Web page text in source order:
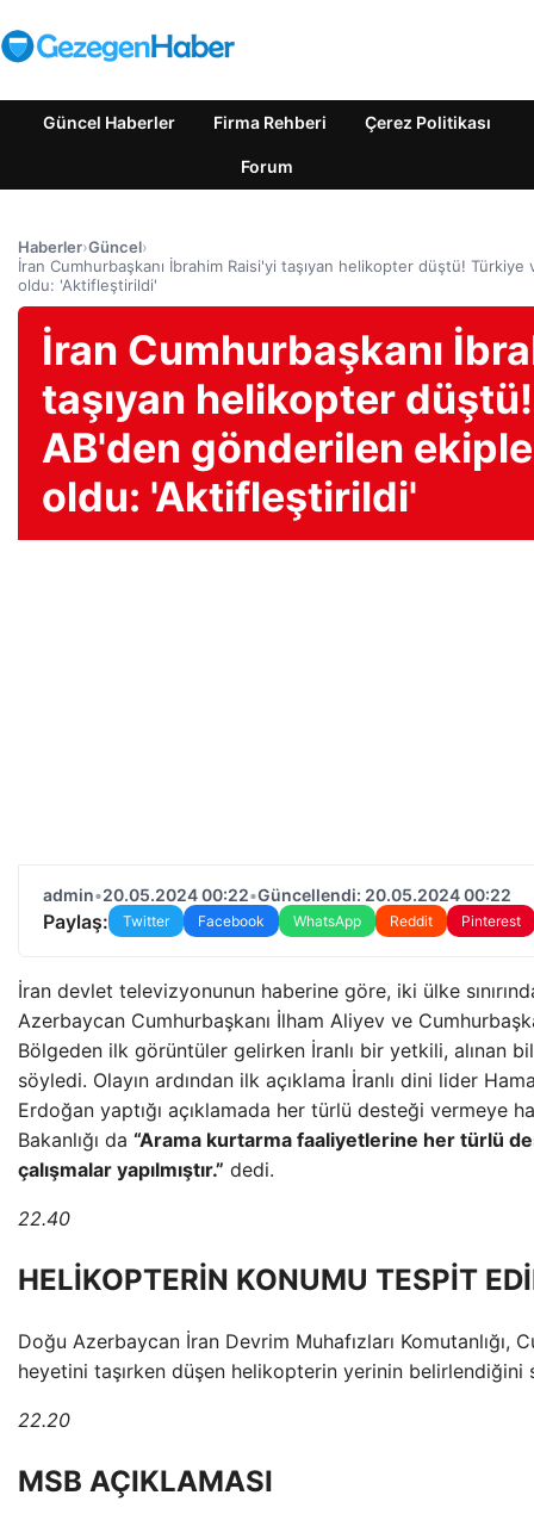
Güncel Haberler Firma Rehberi Çerez Politikası
Forum
Haberler›Güncel›
İran Cumhurbaşkanı İbrahim Raisi'yi taşıyan helikopter düştü!
oldu: 'Aktifleştirildi'
İran Cumhurbaşkanı
taşıyan helikopter
AB'den gönderilen
oldu: 'Aktifleştirildi'
admin•20.05.2024 00:22•Güncellendi: 20.05.2024 00:22
Paylaş: Twitter Facebook WhatsApp Reddit Pinterest
İran devlet televizyonunun haberine göre, iki ülke
Azerbaycan Cumhurbaşkanı İlham Aliyev ve
Bölgeden ilk görüntüler gelirken İranlı bir yetkili, alınan
söyledi. Olayın ardından ilk açıklama İranlı dini lider
Erdoğan yaptığı açıklamada her türlü desteği vermeye
Bakanlığı da “Arama kurtarma faaliyetlerine her türlü
çalışmalar yapılmıştır.” dedi.
22.40
HELİKOPTERİN KONUMU TESPİT
Doğu Azerbaycan İran Devrim Muhafızları Komutanlığı,
heyetini taşırken düşen helikopterin yerinin belirlendiğini
22.20
MSB AÇIKLAMASI